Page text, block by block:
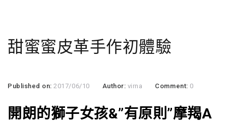
甜蜜蜜皮革手作初體驗
Published on:2017/06/10 Author: virna Comment: 0
開朗的獅子女孩&”有原則”摩羯A